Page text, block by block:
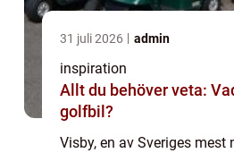
31 juli 2026 admin
inspiration
Allt du behöver veta:
golfbil?
Visby, en av Sveriges mest